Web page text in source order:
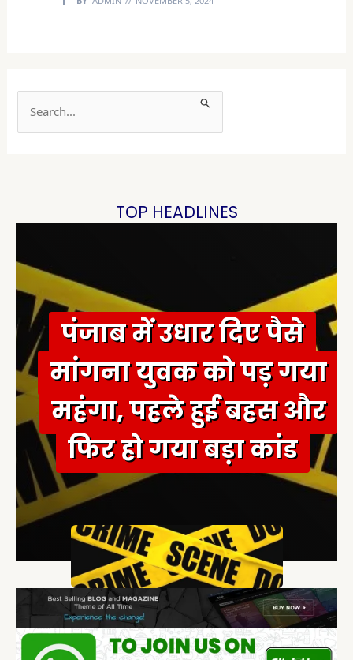
r
:
TOP HEADLINES
पंजाब में उधार दिए पैसे
मांगना युवक को पड़ गया
महंगा, पहले हुई बहस और
फिर हो गया बड़ा कांड